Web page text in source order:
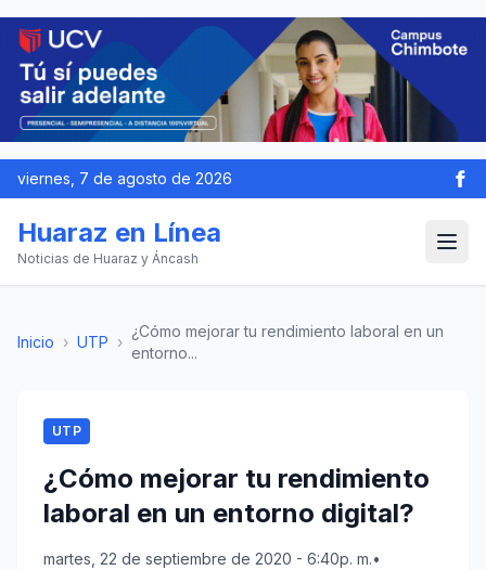
viernes, 7 de agosto de 2026
Huaraz en Línea
Noticias de Huaraz y Áncash
Inicio › UTP ›
¿Cómo mejorar tu rendimiento laboral en un
entorno...
UTP
¿Cómo mejorar tu rendimiento
laboral en un entorno digital?
martes, 22 de septiembre de 2020 - 6:40p. m.•